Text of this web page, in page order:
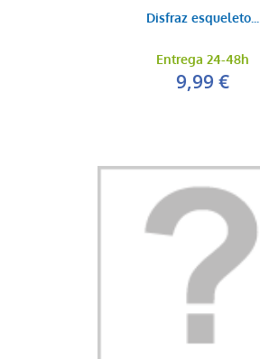
Disfraz esqueleto...
Entrega 24-48h
9,99 €